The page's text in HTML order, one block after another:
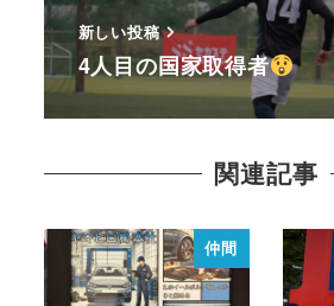
新しい投稿
4人目の国家取得者
関連記事
仲間